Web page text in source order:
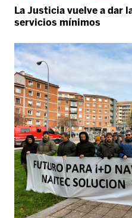
La Justicia vuelve a dar
servicios mínimos